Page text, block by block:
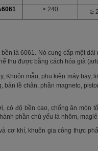
≥ 240 ≥
là 6061. Nó cung cấp một
thu được bằng cách hóa già
Khuôn mẫu, phụ kiện máy bay,
bản lề chân, phần magneto,
có độ bền cao, chống ăn
phần chủ yếu là nhôm,
cơ khí, khuôn gia công thực